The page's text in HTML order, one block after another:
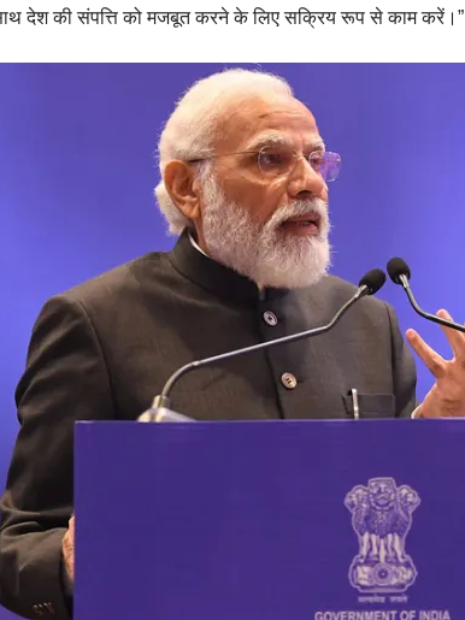
देश की संपत्ति को मजबूत करने के लिए सक्रिय रूप से काम करें।”